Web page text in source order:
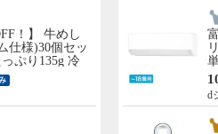
！】 牛めし
仕様)30個セッ
ぷり135g 冷
当店のイチオ
d